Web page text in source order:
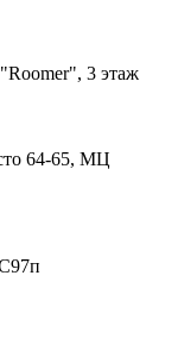
3 этаж
64-65, МЦ